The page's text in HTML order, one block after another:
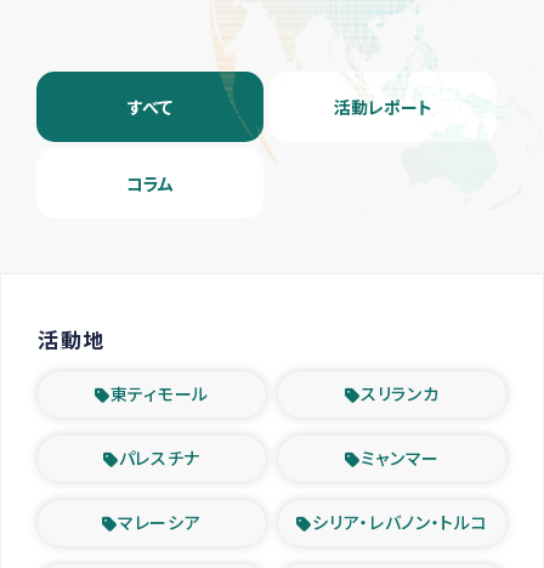
すべて 活動レポート
コラム
活動地
東ティモール スリランカ
パレスチナ ミャンマー
マレーシア シリア・レバノン・トルコ